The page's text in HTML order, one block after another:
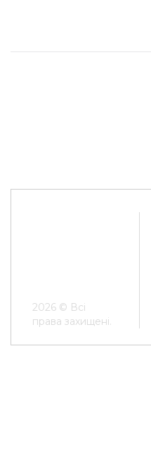
2026 © Всі
права захищені.